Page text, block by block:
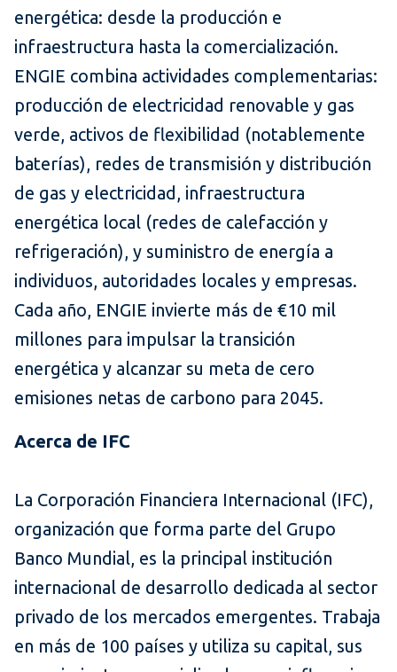
energética: desde la producción e
infraestructura hasta la comercialización.
ENGIE combina actividades complementarias:
producción de electricidad renovable y gas
verde, activos de flexibilidad (notablemente
baterías), redes de transmisión y distribución
de gas y electricidad, infraestructura
energética local (redes de calefacción y
refrigeración), y suministro de energía a
individuos, autoridades locales y empresas.
Cada año, ENGIE invierte más de €10 mil
millones para impulsar la transición
energética y alcanzar su meta de cero
emisiones netas de carbono para 2045.
Acerca de IFC
La Corporación Financiera Internacional (IFC),
organización que forma parte del Grupo
Banco Mundial, es la principal institución
internacional de desarrollo dedicada al sector
privado de los mercados emergentes. Trabaja
en más de 100 países y utiliza su capital, sus